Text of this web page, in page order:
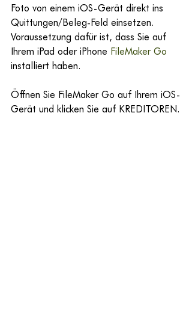
Foto von einem iOS-Gerät direkt ins
Quittungen/Beleg-Feld einsetzen.
Voraussetzung dafür ist, dass Sie auf
Ihrem iPad oder iPhone FileMaker Go
installiert haben.
Öffnen Sie FileMaker Go auf Ihrem iOS-
Gerät und klicken Sie auf KREDITOREN.